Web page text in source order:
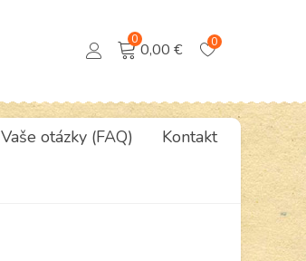
0
0,00 € 0
Vaše otázky (FAQ) Kontakt